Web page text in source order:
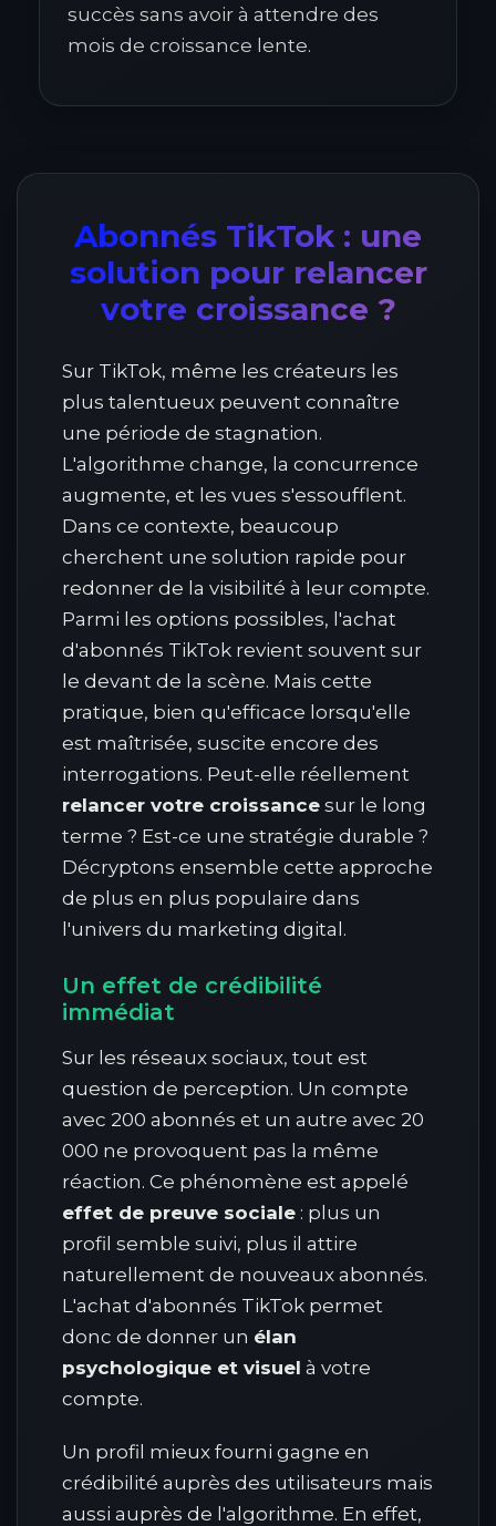
succès sans avoir à attendre des
mois de croissance lente.
Abonnés TikTok : une
solution pour relancer
votre croissance ?
Sur TikTok, même les créateurs les
plus talentueux peuvent connaître
une période de stagnation.
L'algorithme change, la concurrence
augmente, et les vues s'essoufflent.
Dans ce contexte, beaucoup
cherchent une solution rapide pour
redonner de la visibilité à leur compte.
Parmi les options possibles, l'achat
d'abonnés TikTok revient souvent sur
le devant de la scène. Mais cette
pratique, bien qu'efficace lorsqu'elle
est maîtrisée, suscite encore des
interrogations. Peut-elle réellement
relancer votre croissance sur le long
terme ? Est-ce une stratégie durable ?
Décryptons ensemble cette approche
de plus en plus populaire dans
l'univers du marketing digital.
Un effet de crédibilité
immédiat
Sur les réseaux sociaux, tout est
question de perception. Un compte
avec 200 abonnés et un autre avec 20
000 ne provoquent pas la même
réaction. Ce phénomène est appelé
effet de preuve sociale : plus un
profil semble suivi, plus il attire
naturellement de nouveaux abonnés.
L'achat d'abonnés TikTok permet
donc de donner un élan
psychologique et visuel à votre
compte.
Un profil mieux fourni gagne en
crédibilité auprès des utilisateurs mais
aussi auprès de l'algorithme. En effet,